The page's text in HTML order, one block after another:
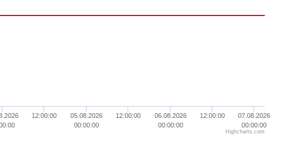
12:00:00
05.08.2026
00:00:00
12:00:00
06.08.2026
00:00:00
12:00:00
07.08.2026
00:00:00
Highcharts.com